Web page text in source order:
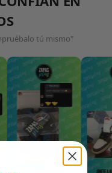
tú mismo"